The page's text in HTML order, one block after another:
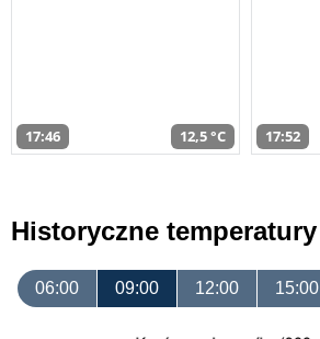
17:46 12,5 °C 17:52
Historyczne temperatury
06:00 09:00 12:00 15:00